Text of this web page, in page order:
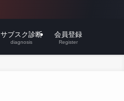
サブスク診断
diagnosis
会員登録
Register